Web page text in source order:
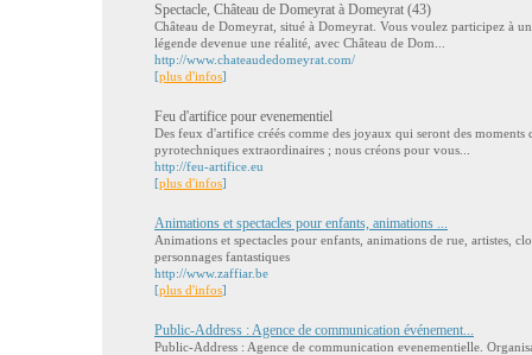
Spectacle, Château de Domeyrat à Domeyrat (43)
Château de Domeyrat, situé à Domeyrat. Vous voulez participez à
légende devenue une réalité, avec Château de Dom...
http://www.chateaudedomeyrat.com/
[plus d'infos]
Feu d'artifice pour evenementiel
Des feux d'artifice créés comme des joyaux qui seront des moments
pyrotechniques extraordinaires ; nous créons pour vous...
http://feu-artifice.eu
[plus d'infos]
Animations et spectacles pour enfants, animations ...
Animations et spectacles pour enfants, animations de rue, artistes,
personnages fantastiques
http://www.zaffiar.be
[plus d'infos]
Public-Address : Agence de communication événement...
Public-Address : Agence de communication evenementielle.